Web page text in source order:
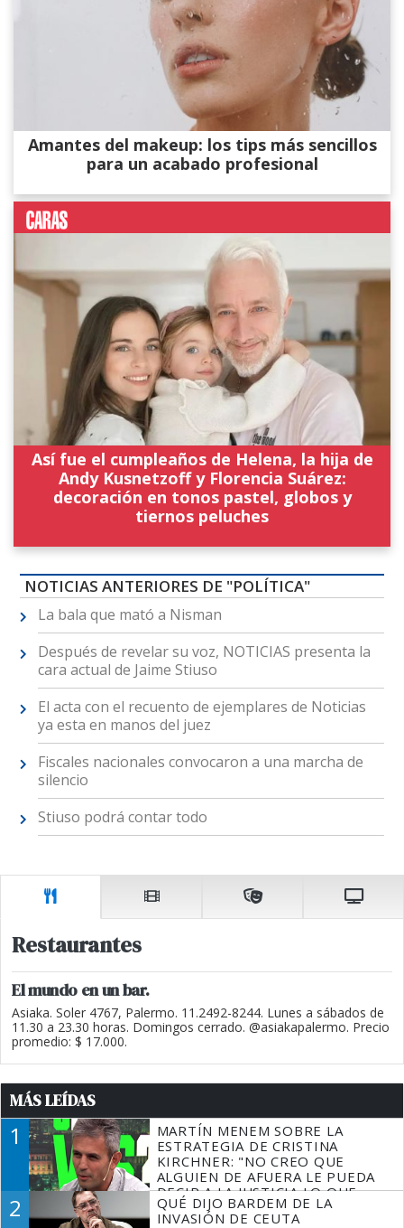
Amantes del makeup: los tips más sencillos
para un acabado profesional
Así fue el cumpleaños de Helena, la hija de
Andy Kusnetzoff y Florencia Suárez:
decoración en tonos pastel, globos y
tiernos peluches
NOTICIAS ANTERIORES DE "POLÍTICA"
La bala que mató a Nisman
Después de revelar su voz, NOTICIAS presenta la
cara actual de Jaime Stiuso
El acta con el recuento de ejemplares de Noticias
ya esta en manos del juez
Fiscales nacionales convocaron a una marcha de
silencio
Stiuso podrá contar todo
Restaurantes
El mundo en un bar.
Asiaka. Soler 4767, Palermo. 11.2492-8244. Lunes a sábados de
11.30 a 23.30 horas. Domingos cerrado. @asiakapalermo. Precio
promedio: $ 17.000.
MÁS LEÍDAS
1
MARTÍN MENEM SOBRE LA
ESTRATEGIA DE CRISTINA
KIRCHNER: "NO CREO QUE
ALGUIEN DE AFUERA LE PUEDA
DECIR A LA JUSTICIA LO QUE
TIENE QUE HACER"
2
QUÉ DIJO BARDEM DE LA
INVASIÓN DE CEUTA